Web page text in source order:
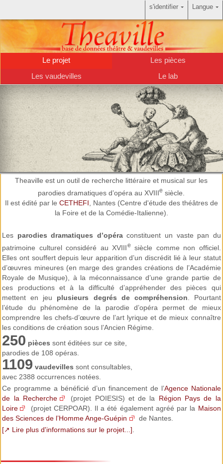
Le projet
Les pièces
Les vaudevilles
Le lab
Plus de200 parodies d'opéras
Effectuez desrecherches mélodiques
Theaville est un outil de recherche littéraire et musical sur les
parodies dramatiques d’opéra au XVIIIe siècle.
Il est édité par le CETHEFI , Nantes (Centre d'étude des théâtres de
la Foire et de la Comédie-Italienne).
Les parodies dramatiques d’opéraconstituent un vaste pan du
patrimoine culturel considéré au XVIIIe siècle comme non officiel.
Elles ont souffert depuis leur apparition d’un discrédit lié à leur statut
d’œuvres mineures (en marge des grandes créations de l’Académie
Royale de Musique), à la méconnaissance d’une grande partie de
ces productions et à la difficulté d’appréhender des pièces qui
mettent en jeu plusieurs degrés de compréhension. Pourtant
l’étude du phénomène de la parodie d’opéra permet de mieux
comprendre les chefs-d’œuvre de l’art lyrique et de mieux connaître
les conditions de création sous l’Ancien Régime.
250 pièces sont éditées sur ce site,
parodies de 108 opéras.
1109 vaudevilles sont consultables,
avec 2388 occurrences notées.
Ce programme a bénéficié d’un financement de l’Agence Nationale
de la Recherche
(projet POIESIS) et de la Région Pays de la
Loire
(projet CERPOAR). Il a été également agréé par la Maison
des Sciences de l’Homme Ange-Guépin
de Nantes.
[↗ Lire plus d'informations sur le projet...]
Langue
s'identifier